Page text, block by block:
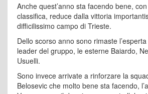
Anche quest’anno sta facendo bene,
classifica, reduce dalla vittoria
difficilissimo campo di Trieste.
Dello scorso anno sono rimaste
leader del gruppo, le esterne Baiardo,
Usuelli.
Sono invece arrivate a rinforzare la
Belosevic che molto bene sta facendo,